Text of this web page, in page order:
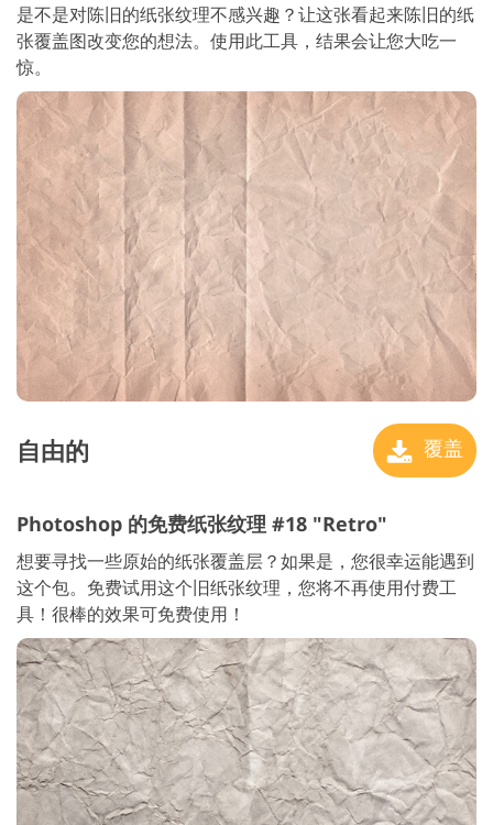
是不是对陈旧的纸张纹理不感兴趣？让这张看起来陈旧的纸
张覆盖图改变您的想法。使用此工具，结果会让您大吃一
惊。
自由的 覆盖
Photoshop 的免费纸张纹理 #18 "Retro"
想要寻找一些原始的纸张覆盖层？如果是，您很幸运能遇到
这个包。免费试用这个旧纸张纹理，您将不再使用付费工
具！很棒的效果可免费使用！